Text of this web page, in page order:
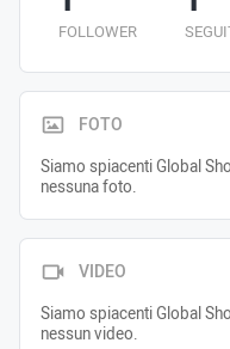
FOLLOWER
FOTO
Siamo spiacenti Global
nessuna foto.
VIDEO
Siamo spiacenti Global
nessun video.